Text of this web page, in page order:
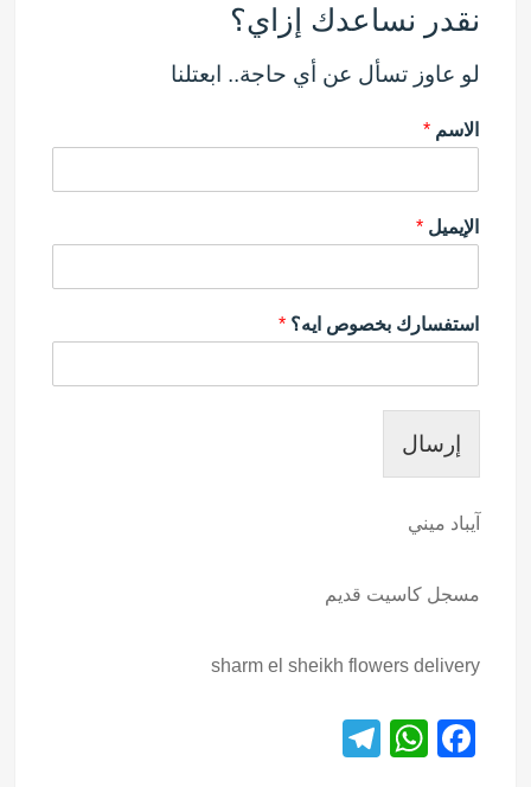
نقدر نساعدك إزاي؟
لو عاوز تسأل عن أي حاجة.. ابعتلنا
الاسم *
الإيميل *
استفسارك بخصوص ايه؟ *
إرسال
آيباد ميني
مسجل كاسيت قديم
sharm el sheikh flowers delivery
F
W